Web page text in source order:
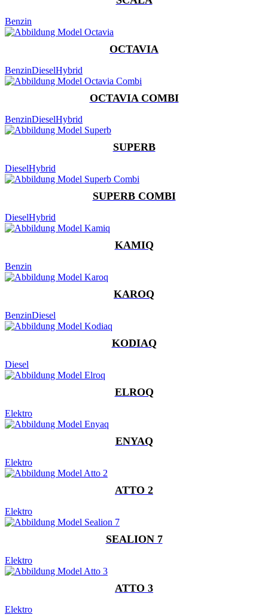
Benzin
OCTAVIA
BenzinDieselHybrid
OCTAVIA COMBI
BenzinDieselHybrid
SUPERB
DieselHybrid
SUPERB COMBI
DieselHybrid
KAMIQ
Benzin
KAROQ
BenzinDiesel
KODIAQ
Diesel
ELROQ
Elektro
ENYAQ
Elektro
ATTO 2
Elektro
SEALION 7
Elektro
ATTO 3
Elektro